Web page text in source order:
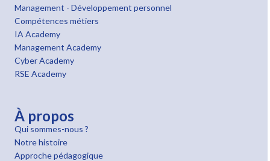
Management - Développement personnel
Compétences métiers
IA Academy
Management Academy
Cyber Academy
RSE Academy
À propos
Qui sommes-nous ?
Notre histoire
Approche pédagogique